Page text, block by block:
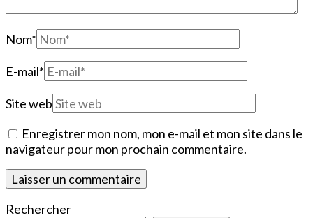
Nom*
E-mail*
Site web
Enregistrer mon nom, mon e-mail et mon site dans le
navigateur pour mon prochain commentaire.
Rechercher